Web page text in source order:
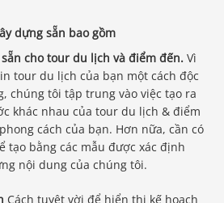
dựng sẵn bao gồm
cho tour du lịch và điểm đến.Vì
tour du lịch của bạn một cách độc
chúng tôi tập trung vào việc tạo ra
khác nhau của tour du lịch & điểm
cách của bạn. Hơn nữa, cần có
tạo bằng các mẫu được xác định
nội dung của chúng tôi.
Cách tuyệt vời để hiển thị kế hoạch